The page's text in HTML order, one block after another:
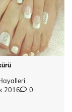
2016
0